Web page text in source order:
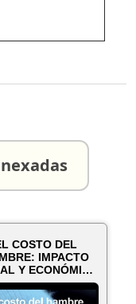
COSTO DEL
IMPACTO
Y ECONÓMICO
DESNUTRICIÓ...